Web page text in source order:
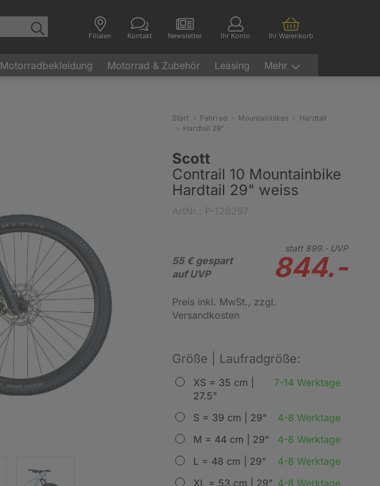
Filialen Kontakt Newsletter Ihr Konto Ihr Warenkorb
Motorradbekleidung Motorrad & Zubehör Leasing Mehr
Start Fahrrad Mountainbikes
Hardtail
Hardtail 29"
Scott
Contrail 10 Mountainbike
Hardtail 29" weiss
55 € gespart
auf UVP
statt 899.-UVP
844.-
Preis inkl. MwSt., zzgl.
Versandkosten
Größe | Laufradgröße:
XS = 35 cm |
27.5"
7-14 Werktage
S = 39 cm | 29"
4-8 Werktage
M = 44 cm | 29"
4-8 Werktage
L = 48 cm | 29"
4-8 Werktage
XL = 53 cm | 29" 4-8 Werktage